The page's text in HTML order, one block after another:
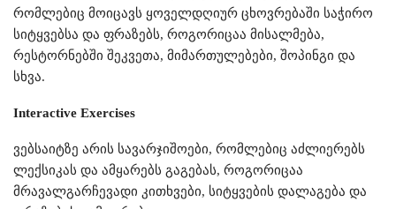
რომლებიც მოიცავს ყოველდღიურ ცხოვრებაში საჭირო
სიტყვებსა და ფრაზებს, როგორიცაა მისალმება,
რესტორნებში შეკვეთა, მიმართულებები, შოპინგი და
სხვა.
Interactive Exercises
ვებსაიტზე არის სავარჯიშოები, რომლებიც აძლიერებს
ლექსიკას და ამყარებს გაგებას, როგორიცაა
მრავალგარჩევადი კითხვები, სიტყვების დალაგება და